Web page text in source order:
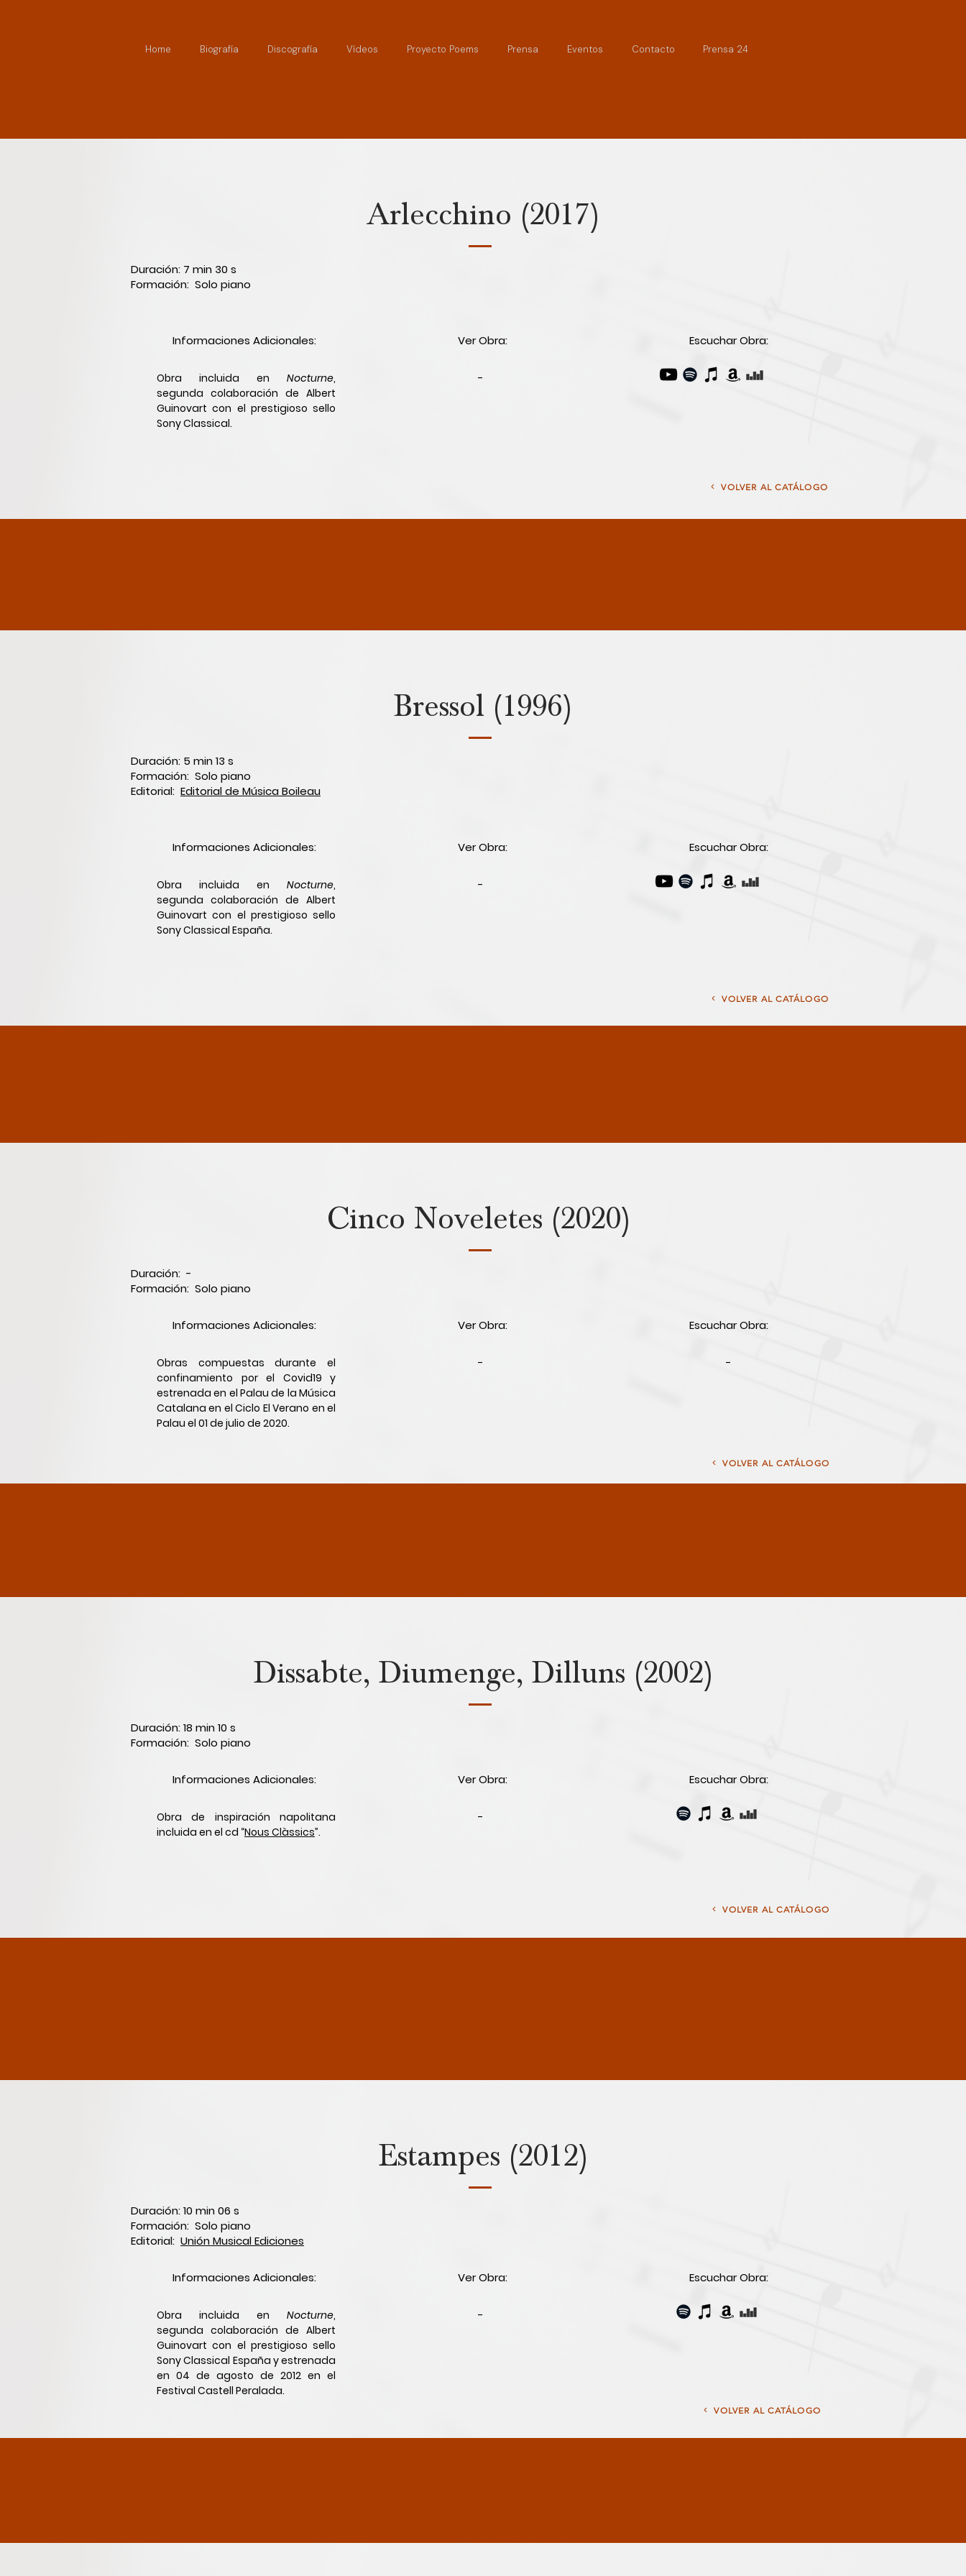
Home Biografía Discografía Vídeos Proyecto Poems Prensa Eventos Contacto Prensa 24
Arlecchino (2017)
Duración: 7 min 30 s
Formación: Solo piano
Informaciones Adicionales:
Obra incluida en Nocturne,
segunda colaboración de Albert
Guinovart con el prestigioso sello
Sony Classical.
Ver Obra:
-
Escuchar Obra:
<VOLVER AL CATÁLOGO
Bressol (1996)
Duración: 5 min 13 s
Formación: Solo piano
Editorial: Editorial de Música Boileau
Informaciones Adicionales:
Obra incluida en Nocturne,
segunda colaboración de Albert
Guinovart con el prestigioso sello
Sony Classical España.
Ver Obra:
-
Escuchar Obra:
<VOLVER AL CATÁLOGO
Cinco Noveletes (2020)
Duración: -
Formación: Solo piano
Informaciones Adicionales:
Obras compuestas durante el
confinamiento por el Covid19 y
estrenada en el Palau de la Música
Catalana en el Ciclo El Verano en el
Palau el 01 de julio de 2020.
Ver Obra:
-
Escuchar Obra:
-
<VOLVER AL CATÁLOGO
Dissabte, Diumenge, Dilluns (2002)
Duración: 18 min 10 s
Formación: Solo piano
Informaciones Adicionales:
Obra de inspiración napolitana
incluida en el cd “Nous Clàssics”.
Ver Obra:
-
Escuchar Obra:
<VOLVER AL CATÁLOGO
Estampes (2012)
Duración: 10 min 06 s
Formación: Solo piano
Editorial: Unión Musical Ediciones
Informaciones Adicionales:
Obra incluida en Nocturne,
segunda colaboración de Albert
Guinovart con el prestigioso sello
Sony Classical España y estrenada
en 04 de agosto de 2012 en el
Festival Castell Peralada.
Ver Obra:
-
Escuchar Obra:
<VOLVER AL CATÁLOGO